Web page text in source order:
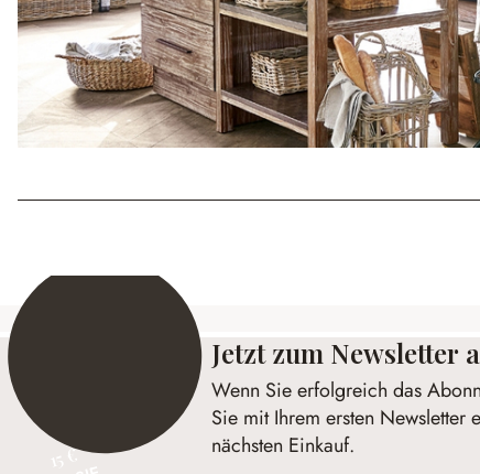
15 €
Jetzt zum Newsletter
Wenn Sie erfolgreich das
Sie mit Ihrem ersten Newsletter
nächsten Einkauf.